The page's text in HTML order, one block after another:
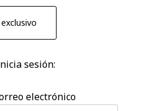
sesión:
electrónico